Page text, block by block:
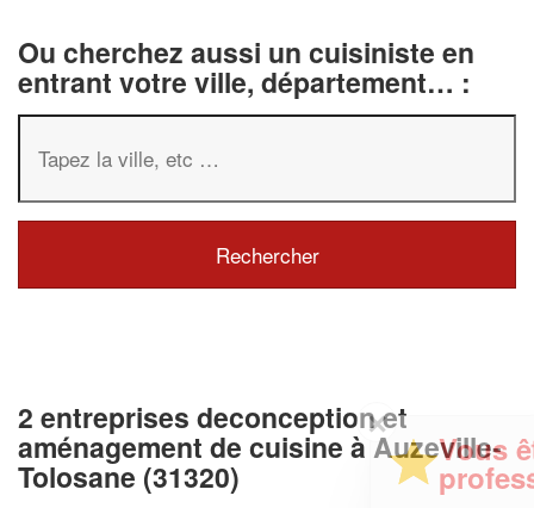
Ou cherchez aussi un cuisiniste en
entrant votre ville, département… :
2 entreprises deconception et
aménagement de cuisine à Auzeville-
Tolosane (31320)
✕
Vous êtes un
professionnel ?